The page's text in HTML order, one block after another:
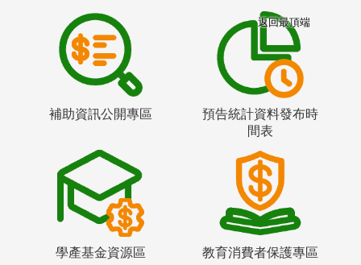
補助資訊公開專區
預告統計資料發布時
間表
學產基金資源區 教育消費者保護專區
返回最頂端